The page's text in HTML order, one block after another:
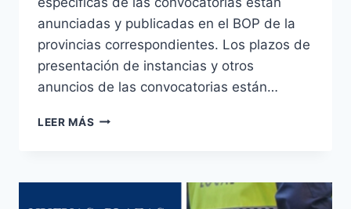
anunciadas y publicadas en el BOP de la
provincias correspondientes. Los plazos de
presentación de instancias y otros
anuncios de las convocatorias están…
LEER MÁS POLICÍA
PLAZAS